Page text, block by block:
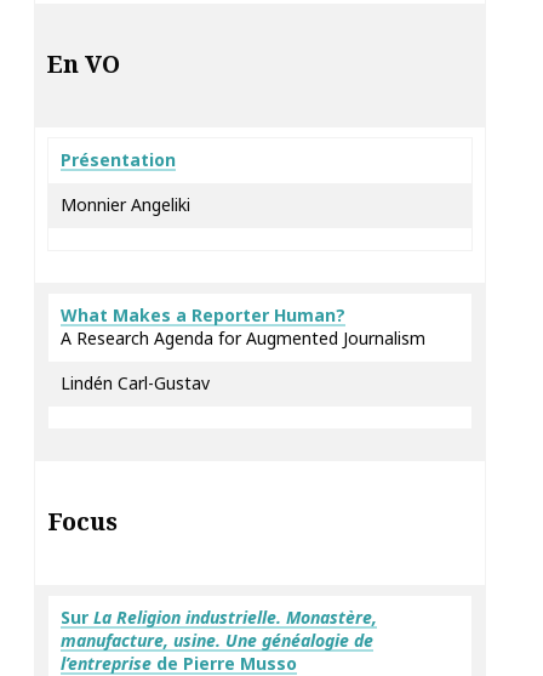
En VO
Présentation
Monnier Angeliki
What Makes a Reporter Human?
A Research Agenda for Augmented Journalism
Lindén Carl-Gustav
Focus
Sur La Religion industrielle. Monastère,
manufacture, usine. Une généalogie de
l’entreprise de Pierre Musso